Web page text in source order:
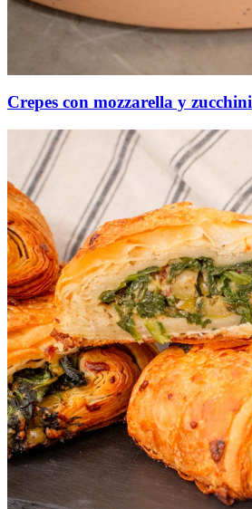
Crepes con mozzarella y zucchini